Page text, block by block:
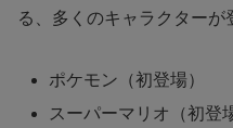
る、多くのキャラクターが
ポケモン（初登場）
スーパーマリオ（初登